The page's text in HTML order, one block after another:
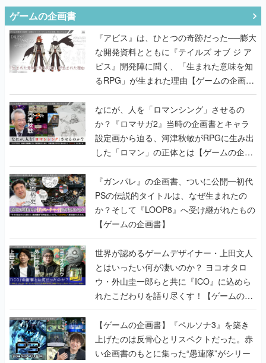
な開発資料とともに『テイルズ オブ ジ ア
るRPG」が生まれた理由【ゲームの企画
書】
なにが、人を「ロマンシング」させるの
か？『ロマサガ2』当時の企画書とキャラ
設定画から迫る、河津秋敏がRPGに生み出
した「ロマン」の正体とは【ゲームの企画
書】
『ガンパレ』の企画書、ついに公開━初代
PSの伝説的タイトルは、なぜ生まれたの
か？そして『LOOP8』へ受け継がれたもの
【ゲームの企画書】
世界が認めるゲームデザイナー・上田文人
とはいったい何が凄いのか？ ヨコオタロ
ウ・外山圭一郎らと共に『ICO』に込めら
れたこだわりを語り尽くす！【ゲームの企
画書】
【ゲームの企画書】『ペルソナ3』を築き
上げたのは反骨心とリスペクトだった。赤
い企画書のもとに集った“愚連隊”がシリー
ズを生まれ変わらせるまで【橋野桂インタ
ビュー】
ゲームの企画書の記事一覧